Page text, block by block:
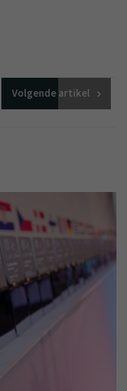
Volgendeartikel